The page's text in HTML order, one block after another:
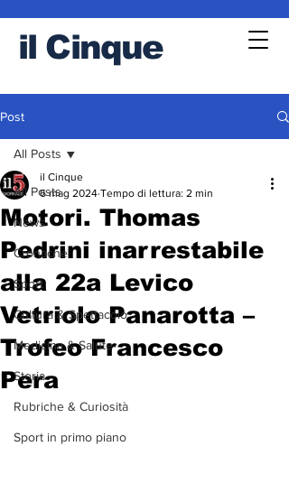
il Cinque
Post
All Posts
News
Cronache
Sport
Cultura & Spettacolo
Medicina & Salute
Storia
Rubriche & Curiosità
Sport in primo piano
All Posts
Motori. Thomas
Pedrini inarrestabile
alla 22a Levico
Vetriolo Panarotta –
Trofeo Francesco
Pera
il Cinque
6 mag 2024 Tempo di lettura: 2 min